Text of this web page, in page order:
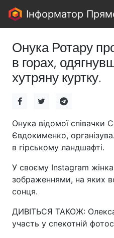
Інформатор
Онука Ротару
в горах,
хутряну куртку.
Онука відомої співачки
Євдокименко,
в гірському ландшафті.
У своєму Instagram жінка
зображеннями, на яких
сонця.
ДИВІТЬСЯ ТАКОЖ:
участь у спекотній